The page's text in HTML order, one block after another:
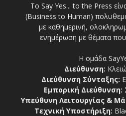
Το Say Yes... to the Press
(Business to Human)
με καθημερινή,
ενημέρωση με θέματα
Η ομάδα
Διεύθυνση:
Διεύθυνση Σύνταξης:
Εμπορική Διεύθυνση:
Υπεύθυνη Λειτουργίας &
Τεχνική Υποστήριξη: